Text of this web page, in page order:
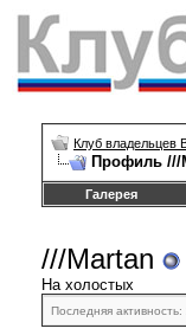
Клуб владельцев
Профиль ///
Галерея
///Martan
На холостых
Последняя активность: